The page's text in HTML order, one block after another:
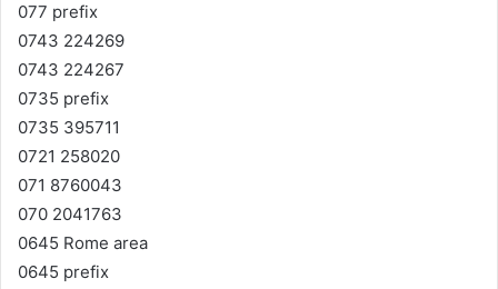
077 prefix
0743 224269
0743 224267
0735 prefix
0735 395711
0721 258020
071 8760043
070 2041763
0645 Rome area
0645 prefix